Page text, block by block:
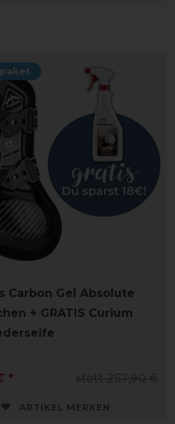
Carbon Gel Absolute
+ GRATIS Curium
statt 257,90 €
*
ARTIKEL MERKEN